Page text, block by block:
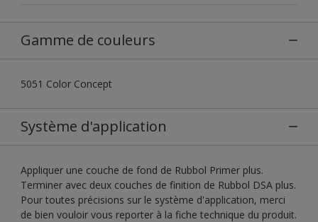
Gamme de couleurs
5051 Color Concept
Système d'application
Appliquer une couche de fond de Rubbol Primer plus.
Terminer avec deux couches de finition de Rubbol DSA plus.
Pour toutes précisions sur le système d'application, merci
de bien vouloir vous reporter à la fiche technique du produit.